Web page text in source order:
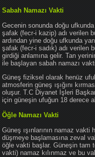
Sabah Namazı Vakti
Gecenin sonunda doğu
şafak (fecr-i kazip) adı verilen
ardından yine doğu ufkunda
şafak (fecr-i sadık) adı verilen
girdiği anlamına gelir. Tan
ile başlayan sabah namazı
Güneş fiziksel olarak henüz
atmosferin güneş ışığını
oluşur. T.C Diyanet İşleri
için güneşin ufuğun 18 derece
Öğle Namazı Vakti
Güneş ışınlarının namaz
düşmeye başlamasına zeval
öğle vakti başlar. Güneşin tam
vakti) namaz kılınmaz ve bu